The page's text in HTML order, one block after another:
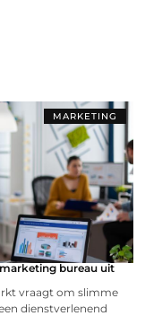
MARKETING
bureau uit
vraagt om slimme
dienstverlenend